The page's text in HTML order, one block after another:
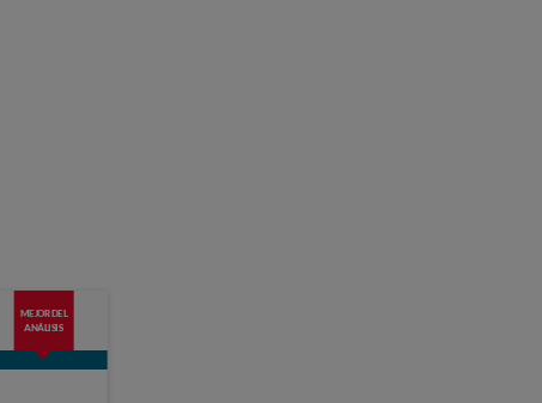
MEJOR DEL
ANÁLISIS